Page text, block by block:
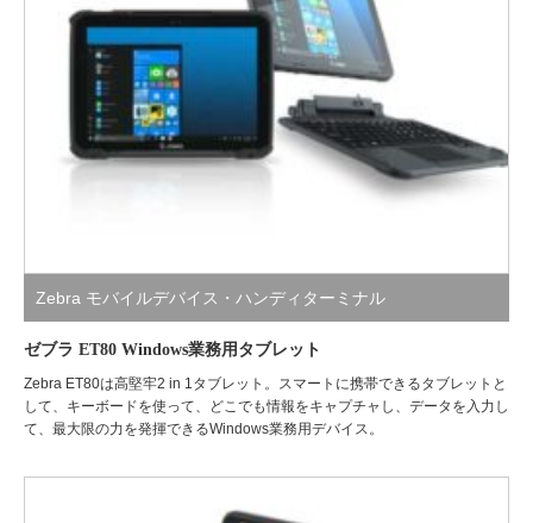
Zebra モバイルデバイス・ハンディターミナル
ゼブラ ET80 Windows業務用タブレット
Zebra ET80は高堅牢2 in 1タブレット。スマートに携帯できるタブレットと
して、キーボードを使って、どこでも情報をキャプチャし、データを入力し
て、最大限の力を発揮できるWindows業務用デバイス。